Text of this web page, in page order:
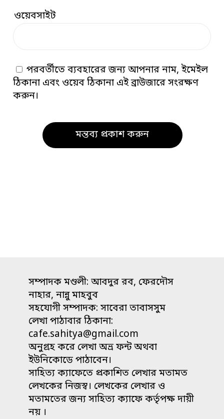
ওয়েবসাইট
পরবর্তীতে ব্যবহারের জন্য আপনার নাম, ইমেইল
ঠিকানা এবং ওয়েব ঠিকানা এই ব্রাউজারে সংরক্ষণ
করুন।
সম্পাদক মণ্ডলী: আবদুর রব, ফেরদৌস
নাহার, নান্নু মাহবুব
সহযোগী সম্পাদক: সাবেরা তাবাসসুম
লেখা পাঠাবার ঠিকানা:
cafe.sahitya@gmail.com
অনুগ্রহ করে লেখা অভ্র ফন্ট অথবা
ইউনিকোডে পাঠাবেন।
সাহিত্য ক্যাফেতে প্রকাশিত লেখার মতামত
লেখকের নিজস্ব। লেখকের লেখার ও
মতামতের জন্য সাহিত্য ক্যাফে কর্তৃপক্ষ দায়ী
নয় ।